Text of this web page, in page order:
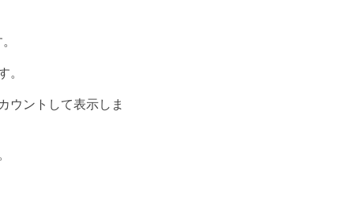
ウントして表示しま